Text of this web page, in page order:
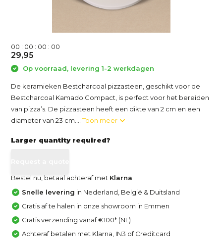
00 : 00 : 00 : 00
29,95
Op voorraad, levering 1-2 werkdagen
De keramieken Bestcharcoal pizzasteen, geschikt voor de
Bestcharcoal Kamado Compact, is perfect voor het bereiden
van pizza’s. De pizzasteen heeft een dikte van 2 cm en een
diameter van 23 cm....Toon meer
Larger quantity required?
Bestel nu, betaal achteraf met Klarna
Snelle levering in Nederland, België & Duitsland
Gratis af te halen in onze showroom in Emmen
Gratis verzending vanaf €100* (NL)
Achteraf betalen met Klarna, IN3 of Creditcard